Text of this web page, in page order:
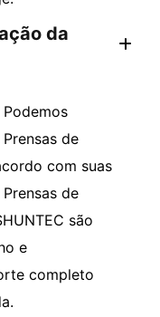
da
de
com suas
de
são
e
completo